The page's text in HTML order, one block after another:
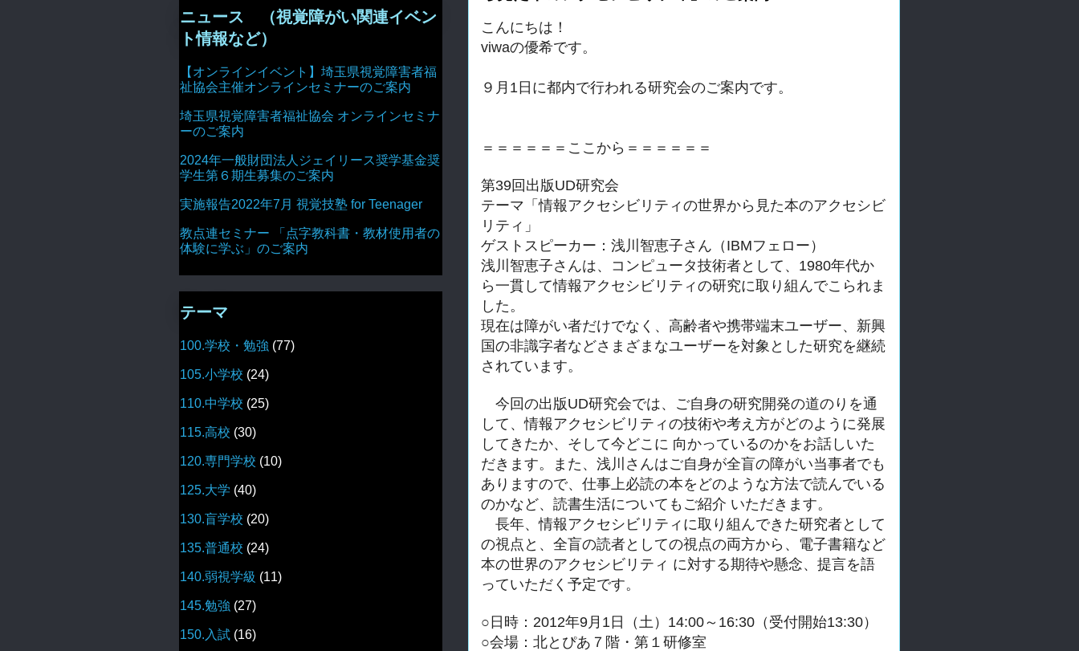
こんにちは！
viwaの優希です。
９月1日に都内で行われる研究会のご案内です。
＝＝＝＝＝＝ここから＝＝＝＝＝＝
第39回出版UD研究会
テーマ「情報アクセシビリティの世界から見た本のアクセシビ
リティ」
ゲストスピーカー：浅川智恵子さん（IBMフェロー）
浅川智恵子さんは、コンピュータ技術者として、 1980年代か
ら一貫して情報アク セシビリティの研究に取り組んでこられま
した。
現在は障がい者だけでなく、高齢者や携帯端末ユーザー、 新興
国の非識字者などさまざまなユーザーを対象とした研究を継続
されています。
今回の出版UD研究会では、ご自身の研究開発の道のりを通
して、情報アクセシビ リティの技術や考え方がどのように発展
してきたか、 そして今どこに 向かっているのかをお話しいた
だきます。
また、浅川さんはご自身が全盲の障がい当事者でも
ありますので、 仕事上必読の本をどのような方法で読んでいる
のかなど、 読書生活についてもご紹介 いただきます。
長年、情報アクセシビリティに取り組んできた研究者として
の視点と、 全盲の読者としての視点の両方から、 電子書籍など
本の世界のアクセシビリティ に対する期待や懸念、提言を語
っていただく予定です。
○日時：2012年9月1日（土）14:00～16:30（ 受付開始13:30）
○会場：北とぴあ７階・第１研修室
ニュース （視覚障がい関連イベン
ト情報など）
【オンラインイベント】埼玉県視覚障害者福
祉協会主催オンラインセミナーのご案内
埼玉県視覚障害者福祉協会 オンラインセミナ
ーのご案内
2024年一般財団法人ジェイリース奨学基金奨
学生第６期生募集のご案内
実施報告2022年7月 視覚技塾 for Teenager
教点連セミナー 「点字教科書・教材使用者の
体験に学ぶ」のご案内
テーマ
100.学校・勉強 (77)
105.小学校 (24)
110.中学校 (25)
115.高校 (30)
120.専門学校 (10)
125.大学 (40)
130.盲学校 (20)
135.普通校 (24)
140.弱視学級 (11)
145.勉強 (27)
150.入試 (16)